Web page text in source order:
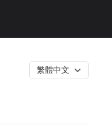
繁體中文